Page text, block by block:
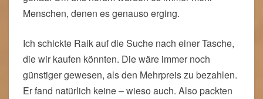
Menschen, denen es genauso erging.
Ich schickte Raik auf die Suche nach einer Tasche,
die wir kaufen könnten. Die wäre immer noch
günstiger gewesen, als den Mehrpreis zu bezahlen.
Er fand natürlich keine – wieso auch. Also packten